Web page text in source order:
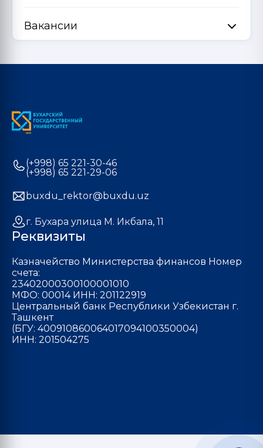
Вакансии
(+998) 65 221-30-46
(+998) 65 221-29-06
buxdu_rektor@buxdu.uz
г. Бухара улица М. Икбала, 11
Реквизиты
Казначейство Министерства финансов Номер
счета:
23402000300100001010
МФО: 00014 ИНН: 201122919
Центральный банк Республики Узбекистан г.
Ташкент
(БГУ: 400910860064017094100350004)
ИНН: 201504275